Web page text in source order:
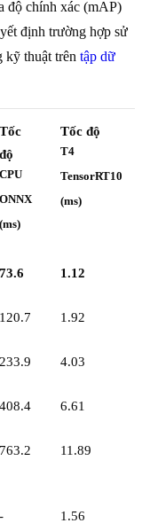
độ chính xác (mAP)
định trường hợp sử
kỹ thuật trên tập dữ
Tốc
độ
CPU
ONNX
(ms)
Tốc độ
T4
TensorRT10
(ms)
73.6 1.12
120.7 1.92
233.9 4.03
408.4 6.61
763.2 11.89
- 1.56